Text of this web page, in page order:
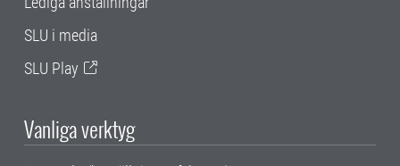
SLU i media
SLU Play
Vanliga verktyg